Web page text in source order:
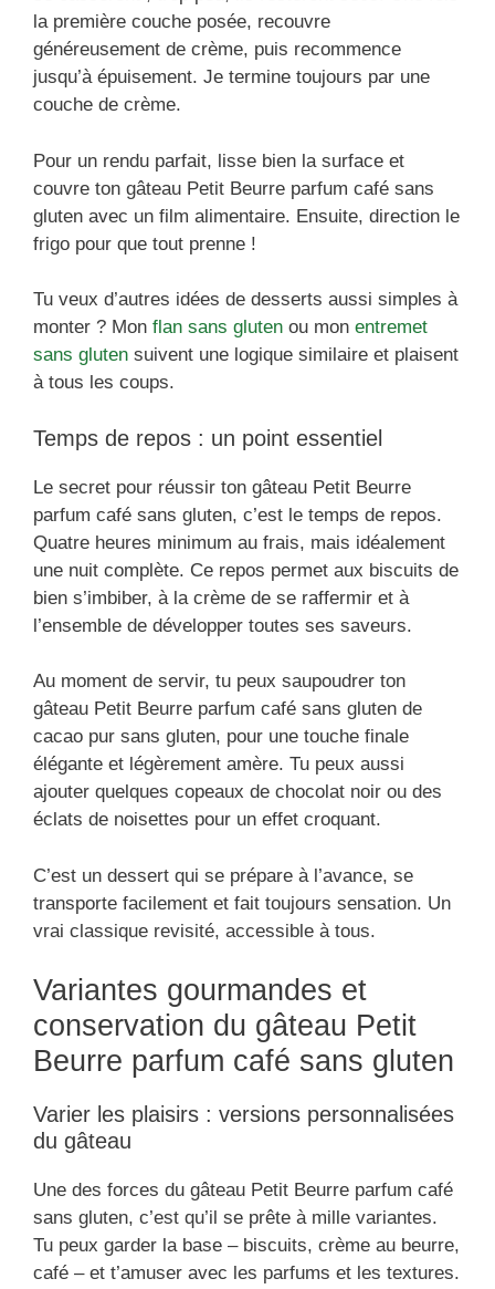
la première couche posée, recouvre
généreusement de crème, puis recommence
jusqu’à épuisement. Je termine toujours par une
couche de crème.
Pour un rendu parfait, lisse bien la surface et
couvre ton gâteau Petit Beurre parfum café sans
gluten avec un film alimentaire. Ensuite, direction le
frigo pour que tout prenne !
Tu veux d’autres idées de desserts aussi simples à
monter ? Mon flan sans gluten ou mon entremet
sans gluten suivent une logique similaire et plaisent
à tous les coups.
Temps de repos : un point essentiel
Le secret pour réussir ton gâteau Petit Beurre
parfum café sans gluten, c’est le temps de repos.
Quatre heures minimum au frais, mais idéalement
une nuit complète. Ce repos permet aux biscuits de
bien s’imbiber, à la crème de se raffermir et à
l’ensemble de développer toutes ses saveurs.
Au moment de servir, tu peux saupoudrer ton
gâteau Petit Beurre parfum café sans gluten de
cacao pur sans gluten, pour une touche finale
élégante et légèrement amère. Tu peux aussi
ajouter quelques copeaux de chocolat noir ou des
éclats de noisettes pour un effet croquant.
C’est un dessert qui se prépare à l’avance, se
transporte facilement et fait toujours sensation. Un
vrai classique revisité, accessible à tous.
Variantes gourmandes et
conservation du gâteau Petit
Beurre parfum café sans gluten
Varier les plaisirs : versions personnalisées
du gâteau
Une des forces du gâteau Petit Beurre parfum café
sans gluten, c’est qu’il se prête à mille variantes.
Tu peux garder la base – biscuits, crème au beurre,
café – et t’amuser avec les parfums et les textures.